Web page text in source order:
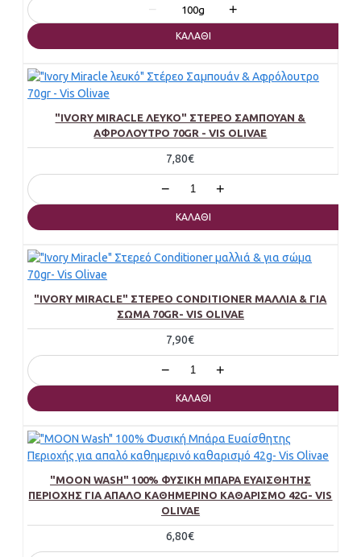
− 100g +
ΚΑΛΆΘΙ
"IVORY MIRACLE ΛΕΥΚΌ" ΣΤΈΡΕΟ ΣΑΜΠΟΥΆΝ &
ΑΦΡΌΛΟΥΤΡΟ 70GR - VIS OLIVAE
7,80€
− +
ΚΑΛΆΘΙ
"IVORY MIRACLE" ΣΤΕΡΕΌ CONDITIONER ΜΑΛΛΙΆ & ΓΙΑ
ΣΏΜΑ 70GR- VIS OLIVAE
7,90€
− +
ΚΑΛΆΘΙ
"MOON WASH" 100% ΦΥΣΙΚΉ ΜΠΆΡΑ ΕΥΑΊΣΘΗΤΗΣ
ΠΕΡΙΟΧΉΣ ΓΙΑ ΑΠΑΛΌ ΚΑΘΗΜΕΡΙΝΌ ΚΑΘΑΡΙΣΜΌ 42G- VIS
OLIVAE
6,80€